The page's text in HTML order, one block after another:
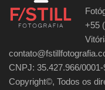
+55
CNPJ: 35.427.966/0001-
Copyright©, Todos os